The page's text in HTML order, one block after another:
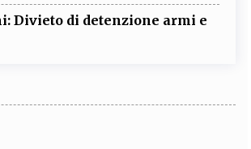
Divieto di detenzione armi e